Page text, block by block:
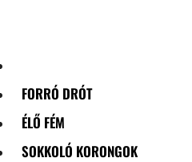
FORRÓ DRÓT
ÉLŐ FÉM
SOKKOLÓ KORONGOK